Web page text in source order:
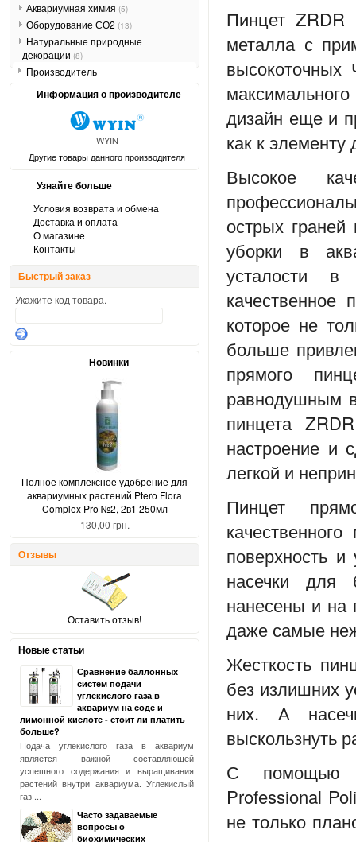
Пинцет ZRDR
металла с
дизайн еще и
как к элементу
Высокое
острых
уборки в
усталости в
качественное
которое не
больше
прямого
равнодушным
пинцета
настроение и
легкой и
Пинцет
поверхность
насечки для
нанесены и на
даже самые
Жесткость
без излишних
них. А
выскользнуть
С помощью
Professional
не только
Аквариумная химия (5)
Оборудование СО2 (13)
Натуральные природные
декорации (8)
Производитель
Информация о производителе
WYIN
Другие товары данного производителя
Узнайте больше
Условия возврата и обмена
Доставка и оплата
О магазине
Контакты
Быстрый заказ
Укажите код товара.
Новинки
Полное комплексное удобрение для
аквариумных растений Ptero Flora
Complex Pro №2, 2в1 250мл
130,00 грн.
Отзывы
Оставить отзыв!
Новые статьи
Сравнение баллонных
систем подачи
углекислого газа в
аквариум на соде и
лимонной кислоте - стоит ли платить
больше?
Подача углекислого газа в аквариум
является важной составляющей
успешного содержания и выращивания
растений внутри аквариума. Углекислый
газ ...
Часто задаваемые
вопросы о
биохимических